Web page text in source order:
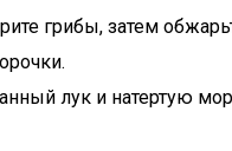
грибы, затем
лук и натертую